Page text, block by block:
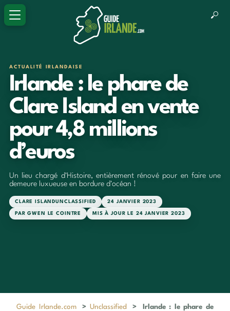
ACTUALITÉ IRLANDAISE
Irlande : le phare de
Clare Island en vente
pour 4,8 millions
d’euros
Un lieu chargé d'Histoire, entièrement rénové pour en faire une
demeure luxueuse en bordure d'océan !
CLARE ISLANDUNCLASSIFIED 24 JANVIER 2023
PAR GWEN LE COINTRE MIS À JOUR LE 24 JANVIER 2023
Guide Irlande.com > Unclassified >
Irlande : le phare de